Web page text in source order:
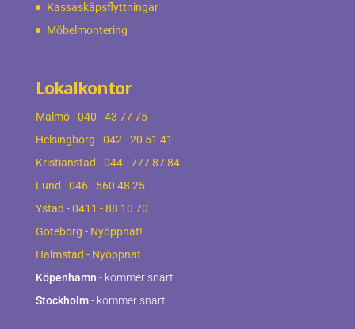
Kassaskåpsflyttningar
Möbelmontering
Lokalkontor
Malmö-040 - 43 77 75
Helsingborg -042 - 20 51 41
Kristianstad -044 - 777 87 84
Lund -046 - 560 48 25
Ystad -0411 - 88 10 70
Göteborg - Nyöppnat!
Halmstad - Nyöppnat
Köpenhamn - kommer snart
Stockholm- kommer snart